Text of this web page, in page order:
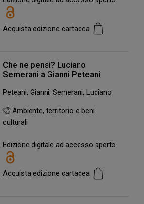
Acquista edizione cartacea
Che ne pensi? Luciano
Semerani a Gianni Peteani
Peteani, Gianni; Semerani, Luciano
Ambiente, territorio e beni
culturali
Edizione digitale ad accesso aperto
Acquista edizione cartacea